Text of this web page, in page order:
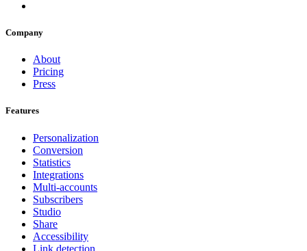
Company
About
Pricing
Press
Features
Personalization
Conversion
Statistics
Integrations
Multi-accounts
Subscribers
Studio
Share
Accessibility
Link detection